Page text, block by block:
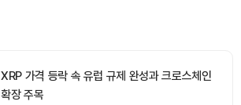
XRP 가격 등락 속 유럽 규제 완성과 크로스체인
확장 주목